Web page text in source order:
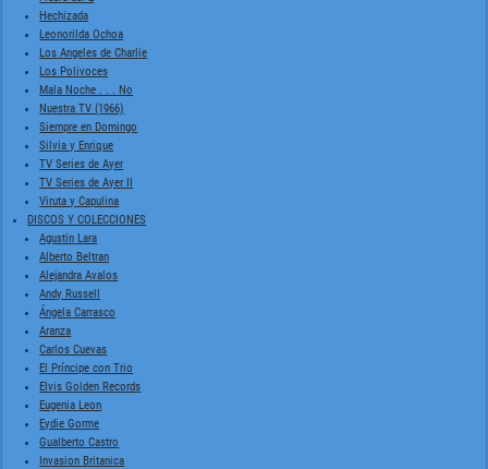
Hechizada
Leonorilda Ochoa
Los Angeles de Charlie
Los Polivoces
Mala Noche . . . No
Nuestra TV (1966)
Siempre en Domingo
Silvia y Enrique
TV Series de Ayer
TV Series de Ayer II
Viruta y Capulina
DISCOS Y COLECCIONES
Agustin Lara
Alberto Beltran
Alejandra Avalos
Andy Russell
Ángela Carrasco
Aranza
Carlos Cuevas
El Príncipe con Trio
Elvis Golden Records
Eugenia Leon
Eydie Gorme
Gualberto Castro
Invasion Britanica